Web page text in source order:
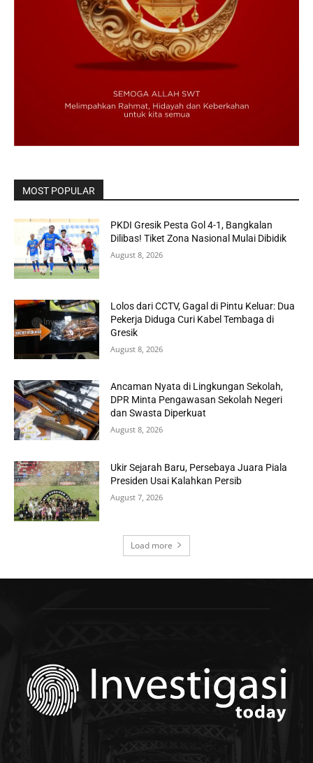
MOST POPULAR
PKDI Gresik Pesta Gol 4-1, Bangkalan
Dilibas! Tiket Zona Nasional Mulai Dibidik
August 8, 2026
Lolos dari CCTV, Gagal di Pintu Keluar: Dua
Pekerja Diduga Curi Kabel Tembaga di
Gresik
August 8, 2026
Ancaman Nyata di Lingkungan Sekolah,
DPR Minta Pengawasan Sekolah Negeri
dan Swasta Diperkuat
August 8, 2026
Ukir Sejarah Baru, Persebaya Juara Piala
Presiden Usai Kalahkan Persib
August 7, 2026
Load more